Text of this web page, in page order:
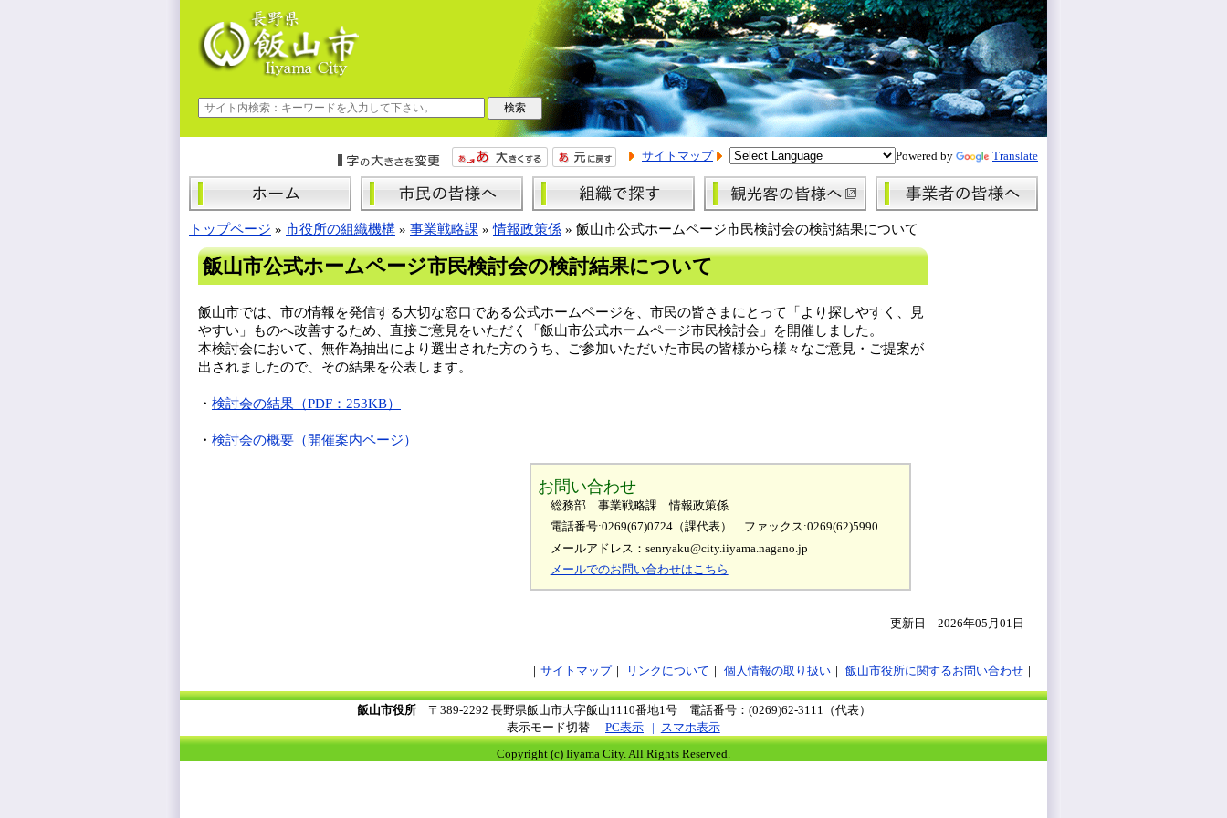
サイトマップ Powered by Translate
トップページ » 市役所の組織機構 » 事業戦略課 »情報政策係 » 飯山市公式ホームページ市民検討会の検討結果について
飯山市公式ホームページ市民検討会の検討結果について
飯山市では、市の情報を発信する大切な窓口である公式ホームページを、市民の皆さまにとって「より探しやすく、見
やすい」ものへ改善するため、直接ご意見をいただく「飯山市公式ホームページ市民検討会」を開催しました。
本検討会において、無作為抽出により選出された方のうち、ご参加いただいた市民の皆様から様々なご意見・ご提案が
出されましたので、その結果を公表します。
・ 検討会の結果（PDF：253KB）
・ 検討会の概要（開催案内ページ）
お問い合わせ
総務部 事業戦略課 情報政策係
電話番号:0269(67)0724（課代表） ファックス:0269(62)5990
メールアドレス：senryaku@city.iiyama.nagano.jp
メールでのお問い合わせはこちら
更新日 2026年05月01日
サイトマップ リンクについて 個人情報の取り扱い 飯山市役所に関するお問い合わせ
飯山市役所 〒389-2292 長野県飯山市大字飯山1110番地1号
電話番号：(0269)62-3111（代表）
表示モード切替
PC表示 スマホ表示
Copyright (c) Iiyama City. All Rights Reserved.